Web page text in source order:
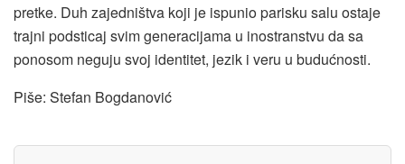
pretke. Duh zajedništva koji je ispunio parisku salu ostaje
trajni podsticaj svim generacijama u inostranstvu da sa
ponosom neguju svoj identitet, jezik i veru u budućnosti.
Piše: Stefan Bogdanović